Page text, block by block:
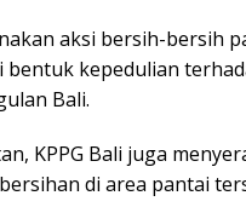
aksi bersih-bersih
bentuk kepedulian
Bali.
KPPG Bali juga
di area pantai